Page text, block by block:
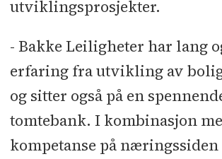
utviklingsprosjekter.
- Bakke Leiligheter har lang
erfaring fra utvikling av
og sitter også på en
tomtebank. I kombinasjon
kompetanse på